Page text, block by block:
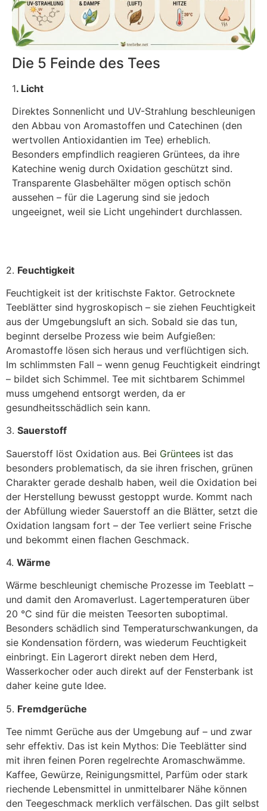
Die 5 Feinde des Tees
1. Licht
Direktes Sonnenlicht und UV-Strahlung beschleunigen
den Abbau von Aromastoffen und Catechinen (den
wertvollen Antioxidantien im Tee) erheblich.
Besonders empfindlich reagieren Grüntees, da ihre
Katechine wenig durch Oxidation geschützt sind.
Transparente Glasbehälter mögen optisch schön
aussehen – für die Lagerung sind sie jedoch
ungeeignet, weil sie Licht ungehindert durchlassen.
2. Feuchtigkeit
Feuchtigkeit ist der kritischste Faktor. Getrocknete
Teeblätter sind hygroskopisch – sie ziehen Feuchtigkeit
aus der Umgebungsluft an sich. Sobald sie das tun,
beginnt derselbe Prozess wie beim Aufgießen:
Aromastoffe lösen sich heraus und verflüchtigen sich.
Im schlimmsten Fall – wenn genug Feuchtigkeit eindringt
– bildet sich Schimmel. Tee mit sichtbarem Schimmel
muss umgehend entsorgt werden, da er
gesundheitsschädlich sein kann.
3. Sauerstoff
Sauerstoff löst Oxidation aus. Bei Grüntees ist das
besonders problematisch, da sie ihren frischen, grünen
Charakter gerade deshalb haben, weil die Oxidation bei
der Herstellung bewusst gestoppt wurde. Kommt nach
der Abfüllung wieder Sauerstoff an die Blätter, setzt die
Oxidation langsam fort – der Tee verliert seine Frische
und bekommt einen flachen Geschmack.
4. Wärme
Wärme beschleunigt chemische Prozesse im Teeblatt –
und damit den Aromaverlust. Lagertemperaturen über
20 °C sind für die meisten Teesorten suboptimal.
Besonders schädlich sind Temperaturschwankungen, da
sie Kondensation fördern, was wiederum Feuchtigkeit
einbringt. Ein Lagerort direkt neben dem Herd,
Wasserkocher oder auch direkt auf der Fensterbank ist
daher keine gute Idee.
5. Fremdgerüche
Tee nimmt Gerüche aus der Umgebung auf – und zwar
sehr effektiv. Das ist kein Mythos: Die Teeblätter sind
mit ihren feinen Poren regelrechte Aromaschwämme.
Kaffee, Gewürze, Reinigungsmittel, Parfüm oder stark
riechende Lebensmittel in unmittelbarer Nähe können
den Teegeschmack merklich verfälschen. Das gilt selbst